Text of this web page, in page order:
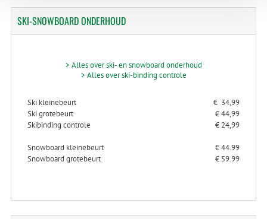
SKI-SNOWBOARDONDERHOUD
> Alles over ski- en snowboard onderhoud
> Alles over ski-binding controle
Ski kleinebeurt
€ 34,99
Ski grotebeurt
€ 44,99
Skibinding controle
€ 24,99
Snowboard kleinebeurt
€ 44.99
Snowboard grotebeurt
€ 59.99